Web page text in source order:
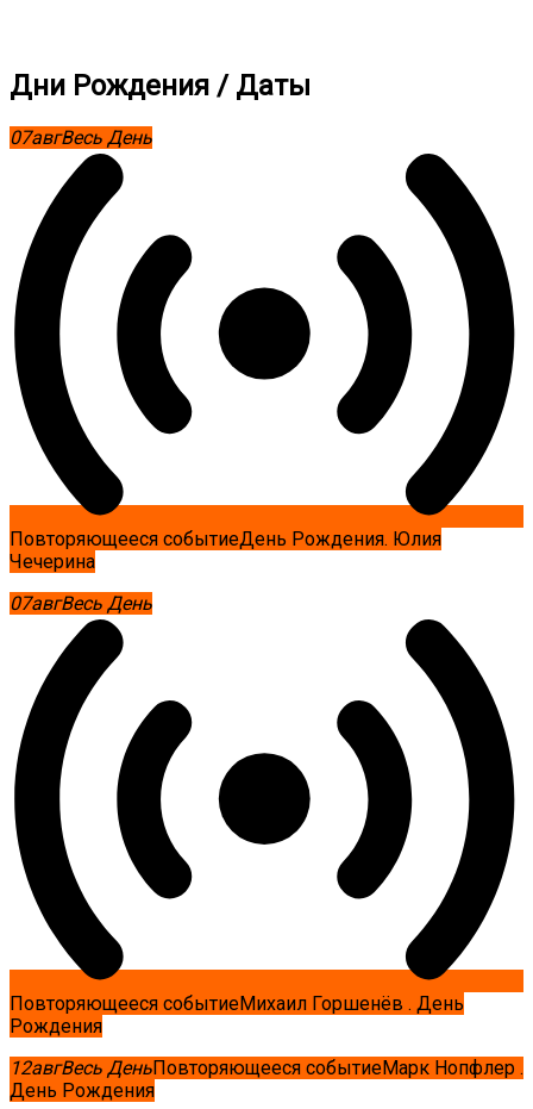
Дни Рождения / Даты
07авгВесь День
Повторяющееся событиеДень Рождения. Юлия
Чечерина
07авгВесь День
Повторяющееся событиеМихаил Горшенёв . День
Рождения
12авгВесь ДеньПовторяющееся событиеМарк Нопфлер .
День Рождения